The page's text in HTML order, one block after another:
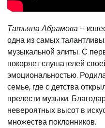
Татьяна Абрамова –
одна из самых
музыкальной элиты. С
покоряет слушателей
эмоциональностью.
семье, где с детства
прелести музыки.
невероятных высот в
множества поклонников.